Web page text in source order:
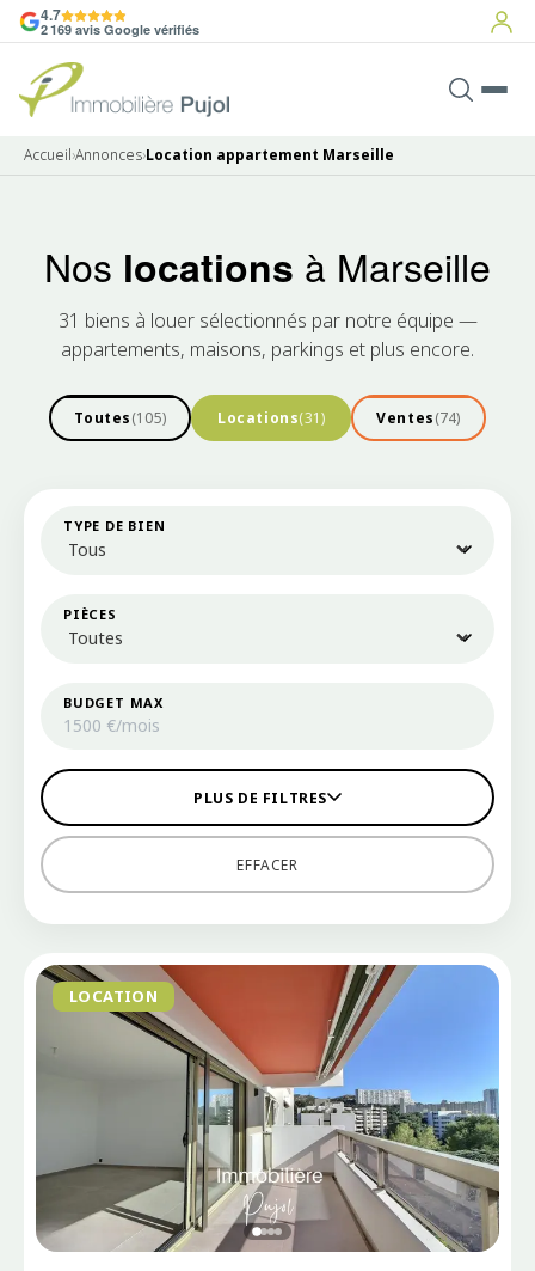
4.7
2 169 avis Google vérifiés
Accueil›Annonces›Location appartement Marseille
Nos locations à Marseille
31 biens à louer sélectionnés par notre équipe —
appartements, maisons, parkings et plus encore.
Toutes(105) Locations(31) Ventes(74)
TYPE DE BIEN
PIÈCES
BUDGET MAX
PLUS DE FILTRES
EFFACER
LOCATION